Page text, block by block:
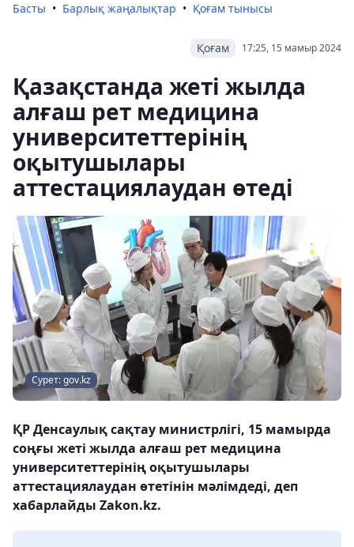
Басты Барлық жаңалықтар Қоғам тынысы
17:25, 15 мамыр 2024
Қоғам
Қазақстанда жеті жылда
алғаш рет медицина
университеттерінің
оқытушылары
аттестациялаудан өтеді
Сурет: gov.kz
ҚР Денсаулық сақтау министрлігі, 15 мамырда
соңғы жеті жылда алғаш рет медицина
университеттерінің оқытушылары
аттестациялаудан өтетінін мәлімдеді, деп
хабарлайды Zakon.kz.